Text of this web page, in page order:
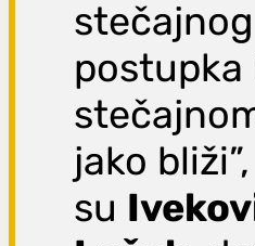
stečajnog
postupka
jako
su